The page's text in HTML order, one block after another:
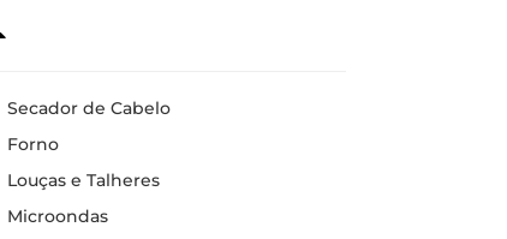
Secador de Cabelo
Forno
Louças e Talheres
Microondas